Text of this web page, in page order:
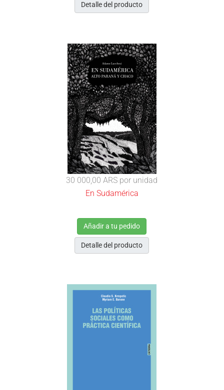
Detalle del producto
30 000,00 ARS por unidad
En Sudamérica
Añadir a tu pedido
Detalle del producto